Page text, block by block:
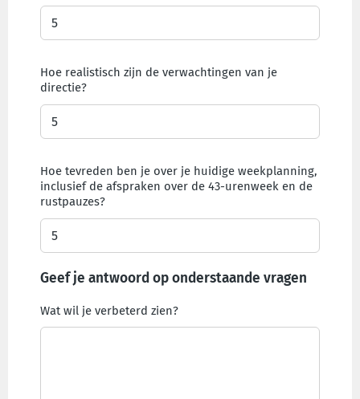
Hoe realistisch zijn de verwachtingen van je
directie?
Hoe tevreden ben je over je huidige weekplanning,
inclusief de afspraken over de 43-urenweek en de
rustpauzes?
Geef je antwoord op onderstaande vragen
Wat wil je verbeterd zien?